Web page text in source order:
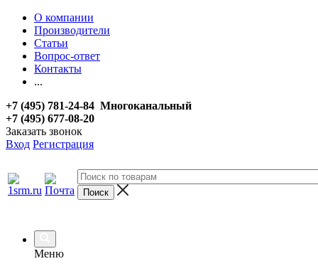
О компании
Производители
Статьи
Вопрос-ответ
Контакты
...
+7 (495) 781-24-84 Многоканальный
+7 (495) 677-08-20
Заказать звонок
Вход Регистрация
Меню